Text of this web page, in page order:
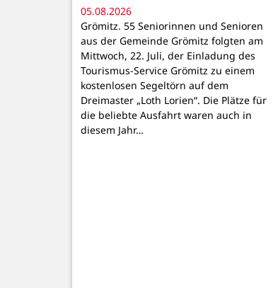
05.08.2026
Grömitz. 55 Seniorinnen und Senioren
aus der Gemeinde Grömitz folgten am
Mittwoch, 22. Juli, der Einladung des
Tourismus-Service Grömitz zu einem
kostenlosen Segeltörn auf dem
Dreimaster „Loth Lorien“. Die Plätze für
die beliebte Ausfahrt waren auch in
diesem Jahr…